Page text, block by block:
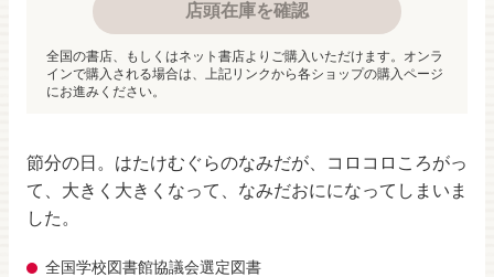
節分の日。はたけむぐらのなみだが、コロコロころがっ
て、大きく大きくなって、なみだおにになってしまいま
した。
全国学校図書館協議会選定図書
店頭在庫を確認
全国の書店、もしくはネット書店よりご購入いただけます。オンラ
インで購入される場合は、上記リンクから各ショップの購入ページ
にお進みください。